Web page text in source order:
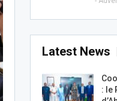
Latest News
: le